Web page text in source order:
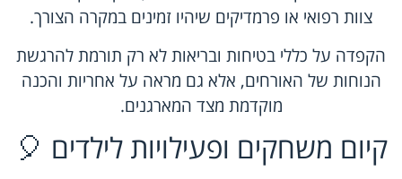
צוות רפואי או פרמדיקים שיהיו זמינים במקרה הצורך.
הקפדה על כללי בטיחות ובריאות לא רק תורמת להרגשת
הנוחות של האורחים, אלא גם מראה על אחריות והכנה
מוקדמת מצד המארגנים.
קיום משחקים ופעילויות לילדים 🎈